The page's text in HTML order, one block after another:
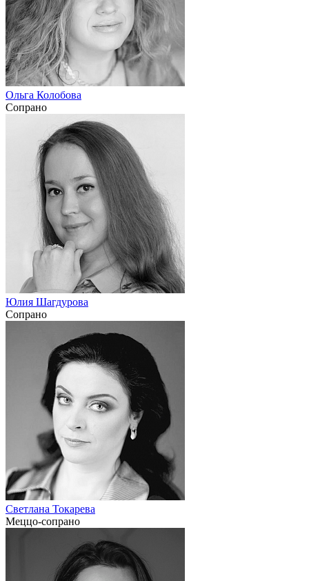
Ольга Колобова
Сопрано
Юлия Шагдурова
Сопрано
Светлана Токарева
Меццо-сопрано